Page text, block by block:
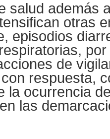
salud además
otras
episodios
por
de
respuesta,
la ocurrencia
las